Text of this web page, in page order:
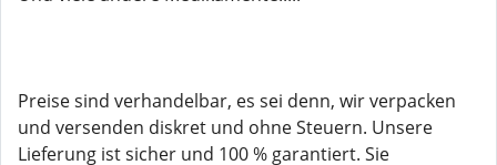
Preise sind verhandelbar, es sei denn, wir verpacken
und versenden diskret und ohne Steuern. Unsere
Lieferung ist sicher und 100 % garantiert. Sie